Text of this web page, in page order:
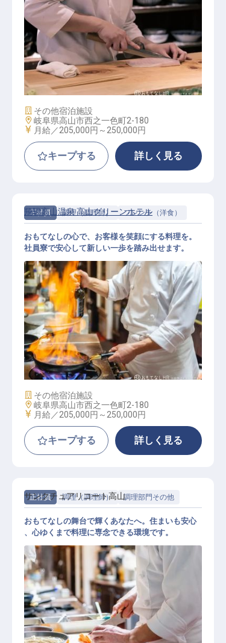
キッチンスタッフ（日本料理）
施設業態
その他宿泊施設
勤務地
岐阜県高山市西之一色町2-180
給与
月給／205,000円～ 250,000円
キープする 詳しく見る
正社員 調理（調理師） フレンチ（洋食）
キッチンスタッフ（洋食・ブッフェ
レストラン）
飛騨高山温泉 高山グリーンホテル
おもてなしの心で、お客様を笑顔にする料理を。
社員寮で安心して新しい一歩を踏み出せます。
施設業態
その他宿泊施設
勤務地
岐阜県高山市西之一色町2-180
給与
月給／205,000円～ 250,000円
キープする 詳しく見る
正社員 調理（調理師） 調理部門その他
洋食調理
サンクチュアリコート高山
おもてなしの舞台で輝くあなたへ。住まいも安心
、心ゆくまで料理に専念できる環境です。